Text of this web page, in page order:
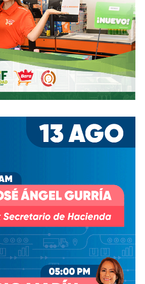
las señales de tránsito de la
mantenimiento, y luego dense una
hay banquetas que son
ciclovías intransitables, hay
porque los conductores no siguen el
todos la velocidad… en
la carrera, todos la van perdiendo |